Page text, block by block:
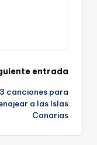
entrada
3 canciones para
a las Islas
Canarias